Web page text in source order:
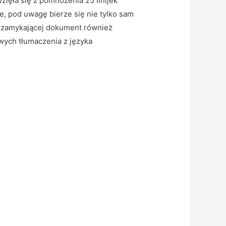
pod uwagę bierze się nie tylko sam
dokument również
tłumaczenia z języka